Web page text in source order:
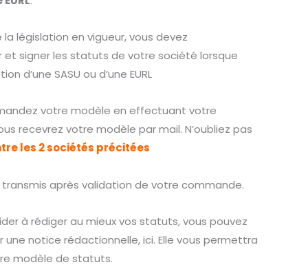
législation en vigueur, vous devez
signer les statuts de votre société lorsque
d’une SASU ou d’une EURL
votre modèle en effectuant votre
recevrez votre modèle par mail. N’oubliez pas
les 2 sociétés précitées
après validation de votre commande.
à rédiger au mieux vos statuts, vous pouvez
notice rédactionnelle, ici. Elle vous permettra
modèle de statuts.